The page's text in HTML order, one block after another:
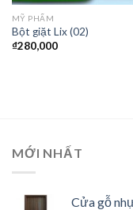
MỸ PHẨM
Bột giặt Lix (02)
₫280,000
MỚI NHẤT
Cửa gỗ